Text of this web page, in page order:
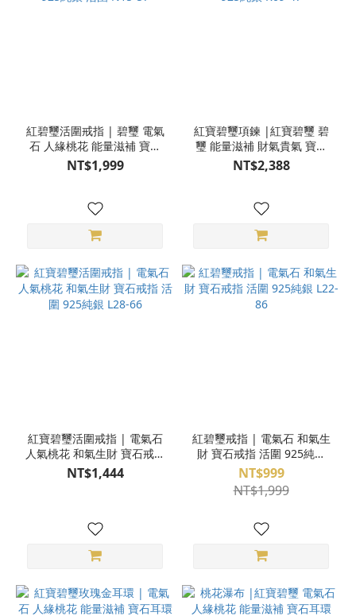
紅碧璽活圍戒指 | 碧璽 電氣
石 人緣桃花 能量滋補 寶石
戒指 925純銀 活圍 N15-57
NT$1,999
紅寶碧璽項鍊 |紅寶碧璽 碧
璽 能量滋補 財氣貴氣 寶石
項鍊 925純銀 K09-47
NT$2,388
紅寶碧璽活圍戒指 | 電氣石
人氣桃花 和氣生財 寶石戒指
活圍 925純銀 L28-66
NT$1,444
紅碧璽戒指 | 電氣石 和氣生
財 寶石戒指 活圍 925純銀
L22-86
NT$999
NT$1,999